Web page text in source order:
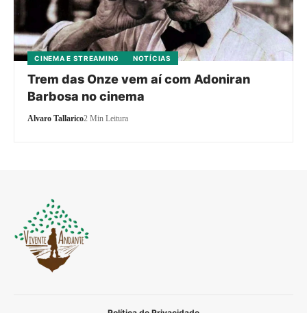
CINEMA E STREAMING NOTÍCIAS
Trem das Onze vem aí com Adoniran
Barbosa no cinema
Alvaro Tallarico2 Min Leitura